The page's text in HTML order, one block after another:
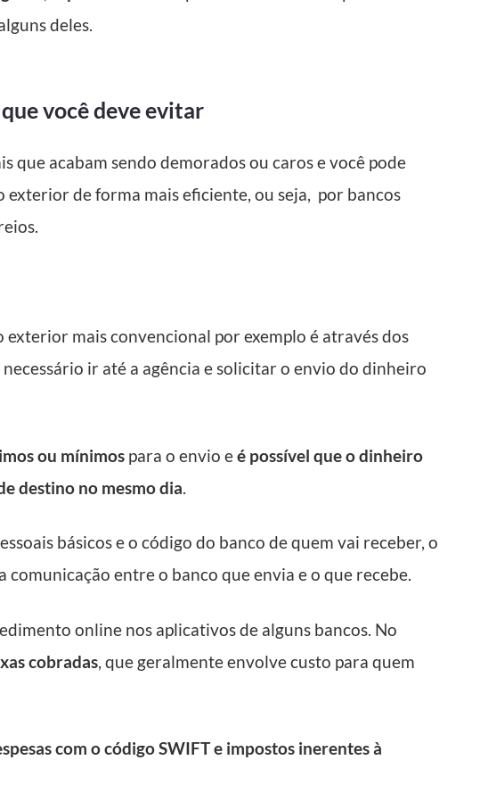
deles.
você deve evitar
que acabam sendo demorados ou caros e você pode
exterior de forma mais eficiente, ou seja, por bancos
.
mais convencional por exemplo é através dos
ir até a agência e solicitar o envio do dinheiro
ou mínimospara o envio eé possível que o dinheiro
destino no mesmo dia.
básicos e o código do banco de quem vai receber, o
comunicação entre o banco que envia e o que recebe.
online nos aplicativos de alguns bancos. No
cobradas, que geralmente envolve custo para quem
com o código SWIFT e impostos inerentes à